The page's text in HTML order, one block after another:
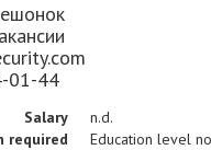
01-44
Salary
n.d.
required
Education level